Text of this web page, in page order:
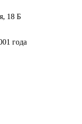
18 Б
года